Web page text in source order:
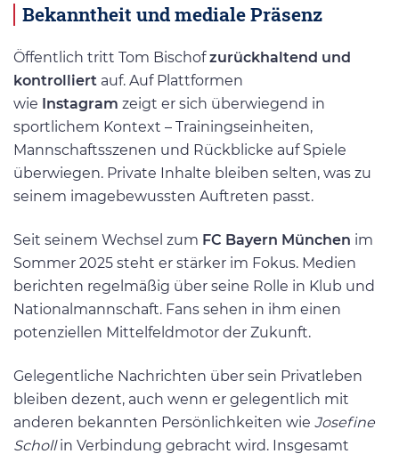
Bekanntheit und mediale Präsenz
Öffentlich tritt Tom Bischofzurückhaltend und
kontrolliert auf. Auf Plattformen
wie Instagram zeigt er sich überwiegend in
sportlichem Kontext – Trainingseinheiten,
Mannschaftsszenen und Rückblicke auf Spiele
überwiegen. Private Inhalte bleiben selten, was zu
seinem imagebewussten Auftreten passt.
Seit seinem Wechsel zum FC Bayern München im
Sommer 2025 steht er stärker im Fokus. Medien
berichten regelmäßig über seine Rolle in Klub und
Nationalmannschaft. Fans sehen in ihm einen
potenziellen Mittelfeldmotor der Zukunft.
Gelegentliche Nachrichten über sein Privatleben
bleiben dezent, auch wenn er gelegentlich mit
anderen bekannten Persönlichkeiten wie Josefine
Schollin Verbindung gebracht wird. Insgesamt